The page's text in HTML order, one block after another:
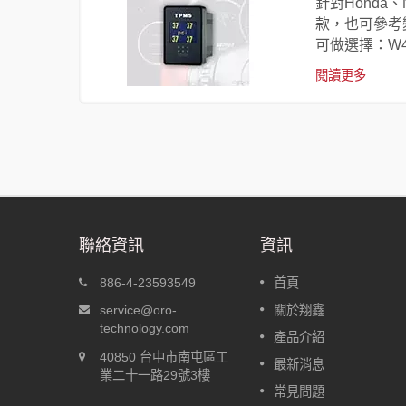
針對Honda
款，也可參
可做選擇：
閱讀更多
聯絡資訊
886-4-23593549
service@oro-
technology.com
40850 台中市南屯區工
業二十一路29號3樓
資訊
首頁
關於翔鑫
產品介紹
最新消息
常見問題
盲塞型胎壓偵測器 W417
針對Honda、Nissan、Toyota的
H、W417-N、W417-T，可以嵌
入盲塞孔中；其他廠牌的車款，
有盲塞孔，也可鑽孔安裝盲塞型